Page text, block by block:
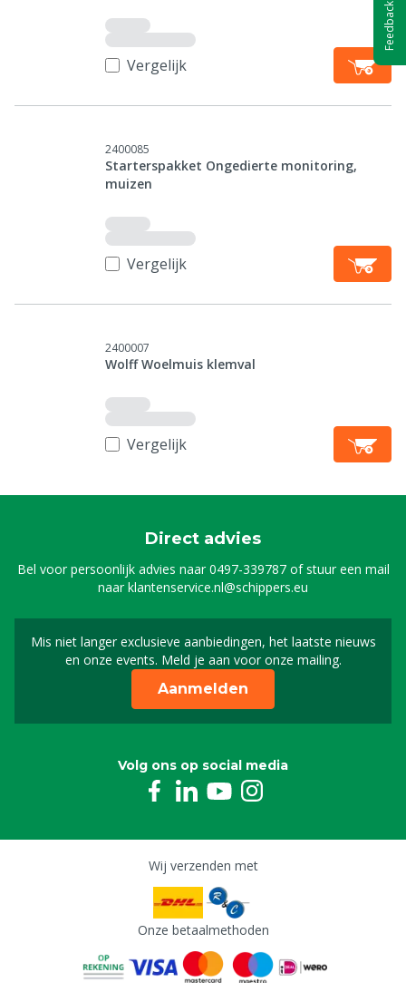
Vergelijk
2400085
Starterspakket Ongedierte monitoring,
muizen
Vergelijk
2400007
Wolff Woelmuis klemval
Vergelijk
Direct advies
Bel voor persoonlijk advies naar0497-339787of stuur een mail
naarklantenservice.nl@schippers.eu
Mis niet langer exclusieve aanbiedingen, het laatste nieuws
en onze events. Meld je aan voor onze mailing.
Schrijf je in voor onze
Aanmelden
Volg ons op social media
Wij verzenden met
Onze betaalmethoden
Feedback